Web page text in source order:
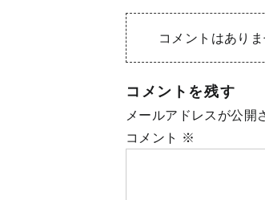
コメントはあり
コメントを残す
メールアドレスが公開
コメント ※